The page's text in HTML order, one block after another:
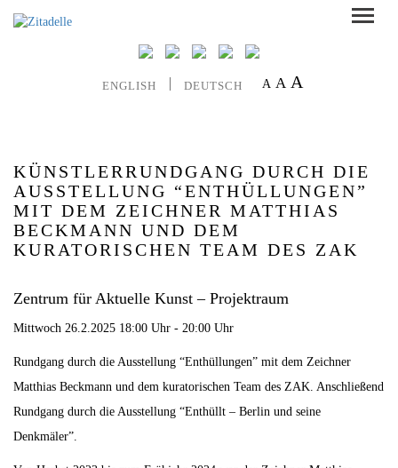
ENGLISH DEUTSCH A A A
KÜNSTLERRUNDGANG DURCH DIE
AUSSTELLUNG “ENTHÜLLUNGEN”
MIT DEM ZEICHNER MATTHIAS
BECKMANN UND DEM
KURATORISCHEN TEAM DES ZAK
Zentrum für Aktuelle Kunst – Projektraum
Mittwoch 26.2.2025 18:00 Uhr - 20:00 Uhr
Rundgang durch die Ausstellung “Enthüllungen” mit dem Zeichner
Matthias Beckmann und dem kuratorischen Team des ZAK. Anschließend
Rundgang durch die Ausstellung “Enthüllt – Berlin und seine
Denkmäler”.